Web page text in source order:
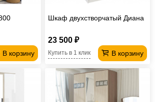
В корзину
Шкаф двухстворчатый Диана
23 500 ₽
В корзину
Купить в 1 клик